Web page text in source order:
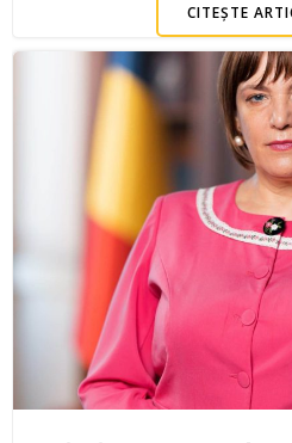
CITEȘTE